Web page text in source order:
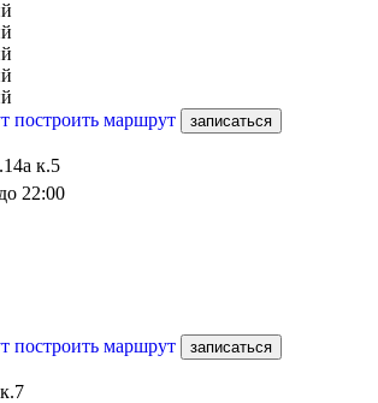
построить маршрут записаться
к.5
22:00
построить маршрут записаться